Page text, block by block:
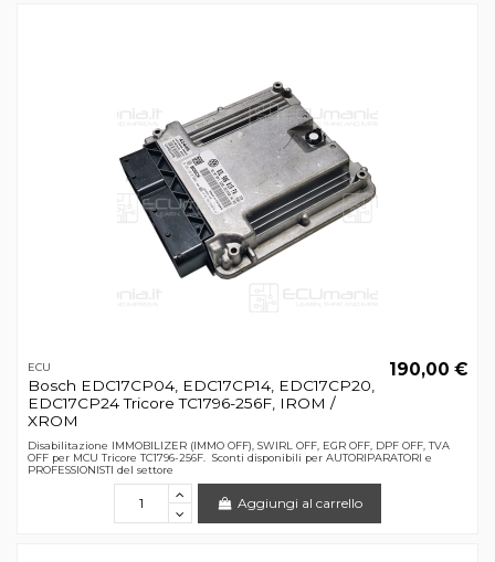
ECU
Bosch EDC17CP04, EDC17CP14, EDC17CP20,
EDC17CP24 Tricore TC1796-256F, IROM /
XROM
190,00 €
Disabilitazione IMMOBILIZER (IMMO OFF), SWIRL OFF, EGR OFF, DPF OFF, TVA
OFF per MCU Tricore TC1796-256F. Sconti disponibili per AUTORIPARATORI e
PROFESSIONISTI del settore
Aggiungi al carrello